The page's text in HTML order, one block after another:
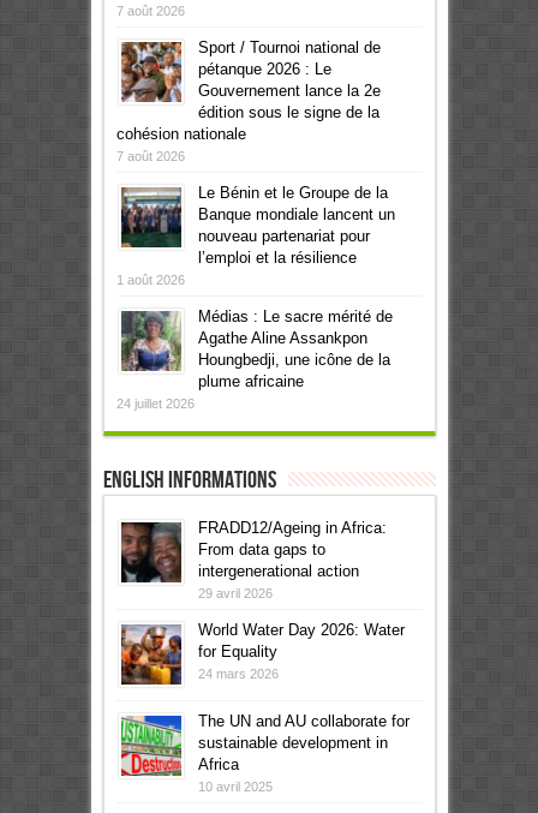
7 août 2026
Sport / Tournoi national de
pétanque 2026 : Le
Gouvernement lance la 2e
édition sous le signe de la
cohésion nationale
7 août 2026
Le Bénin et le Groupe de la
Banque mondiale lancent un
nouveau partenariat pour
l’emploi et la résilience
1 août 2026
Médias : Le sacre mérité de
Agathe Aline Assankpon
Houngbedji, une icône de la
plume africaine
24 juillet 2026
English informations
FRADD12/Ageing in Africa:
From data gaps to
intergenerational action
29 avril 2026
World Water Day 2026: Water
for Equality
24 mars 2026
The UN and AU collaborate for
sustainable development in
Africa
10 avril 2025